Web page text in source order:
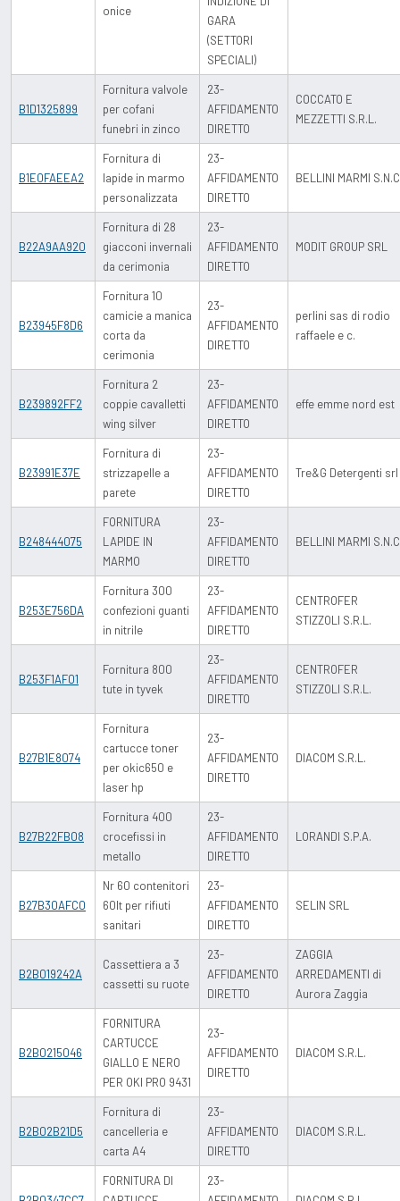
onice
GARA
(SETTORI
SPECIALI)
B1D1325899
Fornitura valvole
per cofani
funebri in zinco
23-
AFFIDAMENTO
DIRETTO
COCCATO E
MEZZETTI S.R.L.
B1E0FAEEA2
Fornitura di
lapide in marmo
personalizzata
23-
AFFIDAMENTO
DIRETTO
BELLINI MARMI
B22A9AA920
Fornitura di 28
giacconi invernali
da cerimonia
23-
AFFIDAMENTO
DIRETTO
MODIT GROUP SRL
B23945F8D6
Fornitura 10
camicie a manica
corta da
cerimonia
23-
AFFIDAMENTO
DIRETTO
perlini sas di rodio
raffaele e c.
B239892FF2
Fornitura 2
coppie cavalletti
wing silver
23-
AFFIDAMENTO
DIRETTO
effe emme nord est
B23991E37E
Fornitura di
strizzapelle a
parete
23-
AFFIDAMENTO
DIRETTO
Tre&G Detergenti srl
B248444075
FORNITURA
LAPIDE IN
MARMO
23-
AFFIDAMENTO
DIRETTO
BELLINI MARMI
B253E756DA
Fornitura 300
confezioni guanti
in nitrile
23-
AFFIDAMENTO
DIRETTO
CENTROFER
STIZZOLI S.R.L.
B253F1AF01
Fornitura 800
tute in tyvek
23-
AFFIDAMENTO
DIRETTO
CENTROFER
STIZZOLI S.R.L.
B27B1E8074
Fornitura
cartucce toner
per okic650 e
laser hp
23-
AFFIDAMENTO
DIRETTO
DIACOM S.R.L.
B27B22FB08
Fornitura 400
crocefissi in
metallo
23-
AFFIDAMENTO
DIRETTO
LORANDI S.P.A.
B27B30AFC0
Nr 60 contenitori
60lt per rifiuti
sanitari
23-
AFFIDAMENTO
DIRETTO
SELIN SRL
B2B019242A
Cassettiera a 3
cassetti su ruote
23-
AFFIDAMENTO
DIRETTO
ZAGGIA
ARREDAMENTI di
Aurora Zaggia
B2B0215046
FORNITURA
CARTUCCE
GIALLO E NERO
PER OKI PRO 9431
23-
AFFIDAMENTO
DIRETTO
DIACOM S.R.L.
B2B02B21D5
Fornitura di
cancelleria e
carta A4
23-
AFFIDAMENTO
DIRETTO
DIACOM S.R.L.
FORNITURA DI
23-